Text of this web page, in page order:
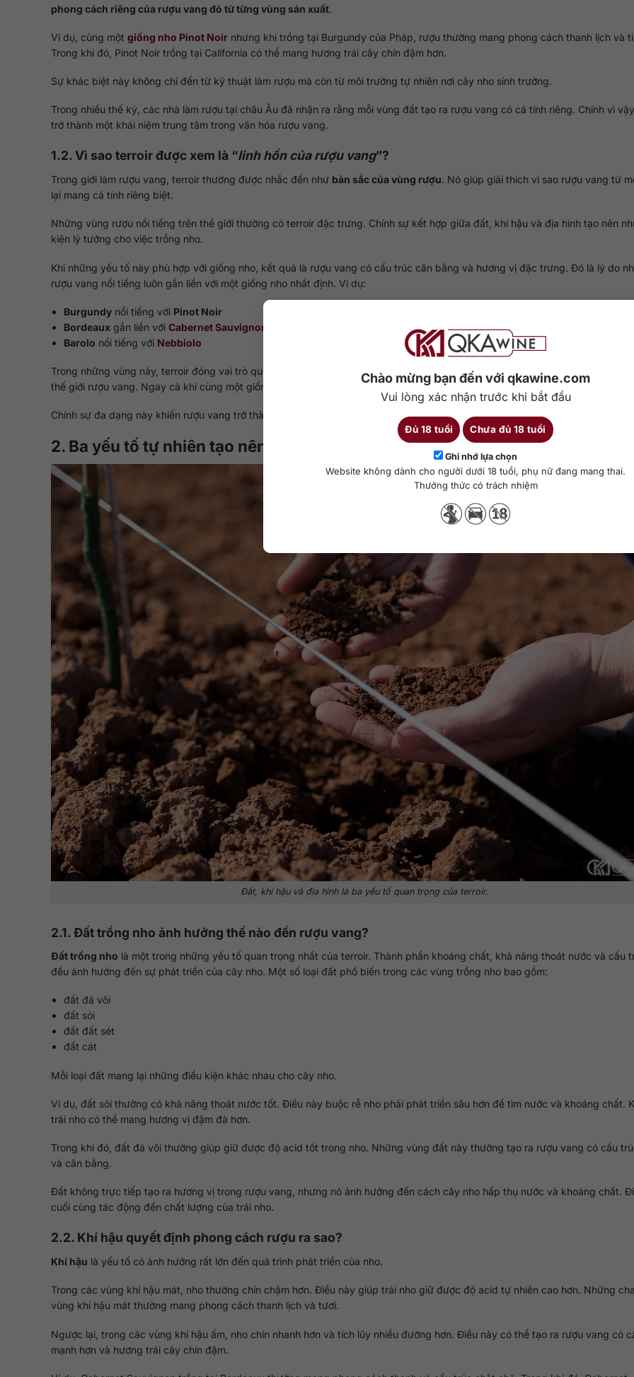
Chào mừng bạn đến với qkawine.com
Vui lòng xác nhận trước khi bắt đầu
Đủ 18 tuổi Chưa đủ 18 tuổi
Ghi nhớ lựa chọn
Website không dành cho người dưới 18 tuổi, phụ nữ đang mang thai.
Thưởng thức có trách nhiệm
phong cách riêng của rượu vang đỏ từ từng vùng sản xuất.
Ví dụ, cùng một giống nho Pinot Noir nhưng khi trồng tại Burgundy của Pháp, rượu thường mang phong cách thanh lịch và
Trong khi đó, Pinot Noir trồng tại California có thể mang hương trái cây chín đậm hơn.
Sự khác biệt này không chỉ đến từ kỹ thuật làm rượu mà còn từ môi trường tự nhiên nơi cây nho sinh trưởng.
Trong nhiều thế kỷ, các nhà làm rượu tại châu Âu đã nhận ra rằng mỗi vùng đất tạo ra rượu vang có cá tính riêng. Chính vì
trở thành một khái niệm trung tâm trong văn hóa rượu vang.
1.2. Vì sao terroir được xem là “linh hồn của rượu vang”?
Trong giới làm rượu vang, terroir thường được nhắc đến như bản sắc của vùng rượu. Nó giúp giải thích vì sao rượu vang từ
lại mang cá tính riêng biệt.
Những vùng rượu nổi tiếng trên thế giới thường có terroir đặc trưng. Chính sự kết hợp giữa đất, khí hậu và địa hình tạo nên
kiện lý tưởng cho việc trồng nho.
Khi những yếu tố này phù hợp với giống nho, kết quả là rượu vang có cấu trúc cân bằng và hương vị đặc trưng. Đó là lý do
rượu vang nổi tiếng luôn gắn liền với một giống nho nhất định. Ví dụ:
Burgundy nổi tiếng với Pinot Noir
Bordeaux gắn liền vớiCabernet Sauvignon
Barolo nổi tiếng với Nebbiolo
Trong những vùng này, terroir đóng vai trò quyết định đến phong cách của rượu. Ngoài ra, terroir cũng giúp tạo nên sự đa
thế giới rượu vang. Ngay cả khi cùng một giống nho, rượu từ các vùng khác nhau vẫn mang hương vị riêng.
Chính sự đa dạng này khiến rượu vang trở thành một trong những loại đồ uống có chiều sâu văn hóa và trải nghiệm phong phú.
2. Ba yếu tố tự nhiên tạo nên terroir
Đất, khí hậu và địa hình là ba yếu tố quan trọng của terroir.
2.1. Đất trồng nho ảnh hưởng thế nào đến rượu vang?
Đất trồng nho là một trong những yếu tố quan trọng nhất của terroir. Thành phần khoáng chất, khả năng thoát nước và cấu
đều ảnh hưởng đến sự phát triển của cây nho. Một số loại đất phổ biến trong các vùng trồng nho bao gồm:
đất đá vôi
đất sỏi
đất đất sét
đất cát
Mỗi loại đất mang lại những điều kiện khác nhau cho cây nho.
Ví dụ, đất sỏi thường có khả năng thoát nước tốt. Điều này buộc rễ nho phải phát triển sâu hơn để tìm nước và khoáng chất.
trái nho có thể mang hương vị đậm đà hơn.
Trong khi đó, đất đá vôi thường giúp giữ được độ acid tốt trong nho. Những vùng đất này thường tạo ra rượu vang có cấu
và cân bằng.
Đất không trực tiếp tạo ra hương vị trong rượu vang, nhưng nó ảnh hưởng đến cách cây nho hấp thụ nước và khoáng chất.
cuối cùng tác động đến chất lượng của trái nho.
2.2. Khí hậu quyết định phong cách rượu ra sao?
Khí hậu là yếu tố có ảnh hưởng rất lớn đến quá trình phát triển của nho.
Trong các vùng khí hậu mát, nho thường chín chậm hơn. Điều này giúp trái nho giữ được độ acid tự nhiên cao hơn. Những
vùng khí hậu mát thường mang phong cách thanh lịch và tươi.
Ngược lại, trong các vùng khí hậu ấm, nho chín nhanh hơn và tích lũy nhiều đường hơn. Điều này có thể tạo ra rượu vang có
mạnh hơn và hương trái cây chín đậm.